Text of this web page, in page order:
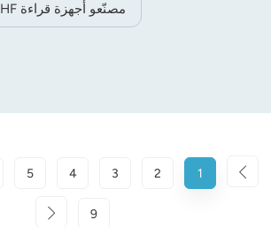
مصنّعو أجهزة قراءة RFID UHF المحمولة
1
2
3
4
5
9